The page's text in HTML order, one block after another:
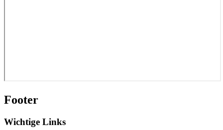
Footer
Wichtige Links